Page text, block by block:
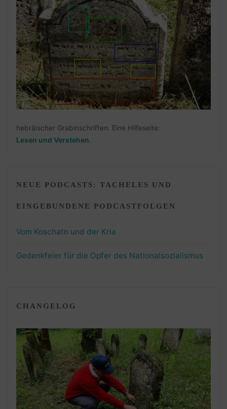
hebräischer Grabinschriften. Eine Hilfeseite:
Lesen und Verstehen
NEUE PODCASTS: TACHELES UND
EINGEBUNDENE PODCASTFOLGEN
Vom Koschatn und der Kria
Gedenkfeier für die Opfer des Nationalsozialismus
CHANGELOG